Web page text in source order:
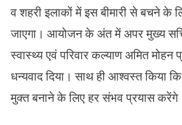
व शहरी इलाकों में इस बीमारी से बचने के
जाएगा। आयोजन के अंत में अपर मुख्य
स्वास्थ्य एवं परिवार कल्याण अमित मोहन
धन्यवाद दिया। साथ ही आश्वस्त किया कि
मुक्त बनाने के लिए हर संभव प्रयास